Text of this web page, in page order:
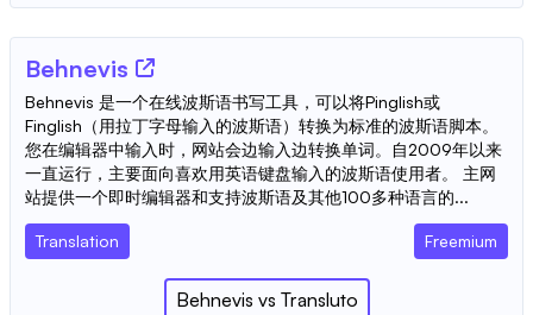
Behnevis
Behnevis 是一个在线波斯语书写工具，可以将Pinglish或
Finglish（用拉丁字母输入的波斯语）转换为标准的波斯语脚本。
您在编辑器中输入时，网站会边输入边转换单词。自2009年以来
一直运行，主要面向喜欢用英语键盘输入的波斯语使用者。 主网
站提供一个即时编辑器和支持波斯语及其他100多种语言的...
Translation Freemium
Behnevis vs Transluto